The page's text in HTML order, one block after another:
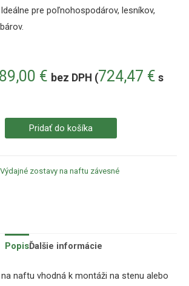
€ bez DPH (724,47 € s
pre poľnohospodárov, lesníkov,
Pridať do košíka
Výdajné zostavy na naftu závesné
PopisĎalšie informácie
naftu vhodná k montáži na stenu alebo